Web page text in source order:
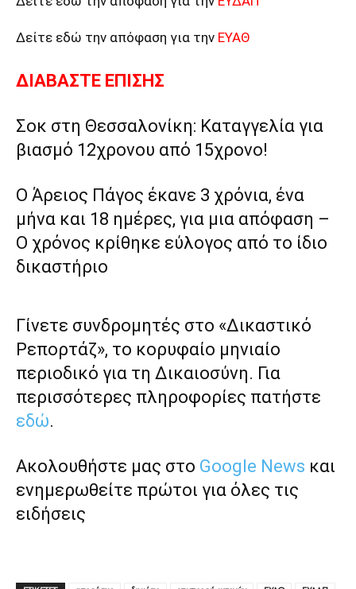
Δείτε εδώ την απόφαση για την ΕΥΑΘ
ΔΙΑΒΑΣΤΕ ΕΠΙΣΗΣ
Σοκ στη Θεσσαλονίκη: Καταγγελία για
βιασμό 12χρονου από 15χρονο!
Ο Άρειος Πάγος έκανε 3 χρόνια, ένα
μήνα και 18 ημέρες, για μια απόφαση –
Ο χρόνος κρίθηκε εύλογος από το ίδιο
δικαστήριο
Γίνετε συνδρομητές στο «Δικαστικό
Ρεπορτάζ», το κορυφαίο μηνιαίο
περιοδικό για τη Δικαιοσύνη. Για
περισσότερες πληροφορίες πατήστε
εδώ.
Ακολουθήστε μας στο Google News και
ενημερωθείτε πρώτοι για όλες τις
ειδήσεις